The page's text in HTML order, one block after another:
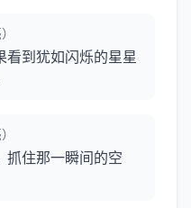
看到犹如闪烁的星星
抓住那一瞬间的空